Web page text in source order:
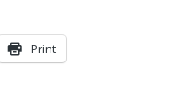
Print